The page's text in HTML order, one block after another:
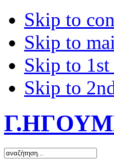
Skip to
Skip to
Skip to
Skip to